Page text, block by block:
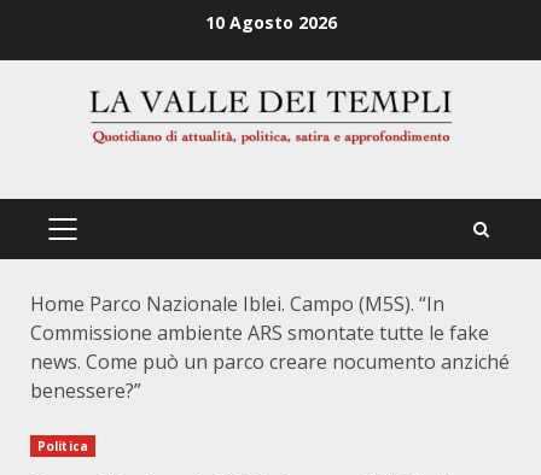
10 Agosto 2026
PRIMÄRES
Home Parco Nazionale Iblei. Campo (M5S). “In
Commissione ambiente ARS smontate tutte le fake
news. Come può un parco creare nocumento anziché
benessere?”
Politica